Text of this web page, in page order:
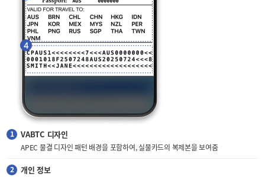
VABTC 디자인
APEC 물결 디자인 패턴 배경을 포함하여, 실물카드의 복제본을 보여줌
개인 정보